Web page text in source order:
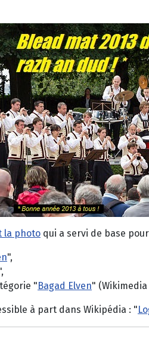
la photo qui a servi de base
",
" Bagad Elven" (Wikimedia
à part dans Wikipédia : "